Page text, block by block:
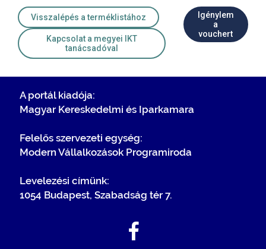
Visszalépés a terméklistához
Kapcsolat a megyei IKT
tanácsadóval
Igénylem
a
vouchert
A portál kiadója:
Magyar Kereskedelmi és Iparkamara
Felelős szervezeti egység:
Modern Vállalkozások Programiroda
Levelezési címünk:
1054 Budapest, Szabadság tér 7.